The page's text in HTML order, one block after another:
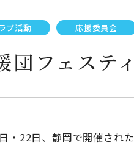
ブ活動 応援委員会
団フェステ
・22日、静岡で開催され